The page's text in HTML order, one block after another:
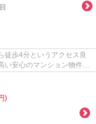
徒歩4分というアクセス良
い安心のマンション物件で
)